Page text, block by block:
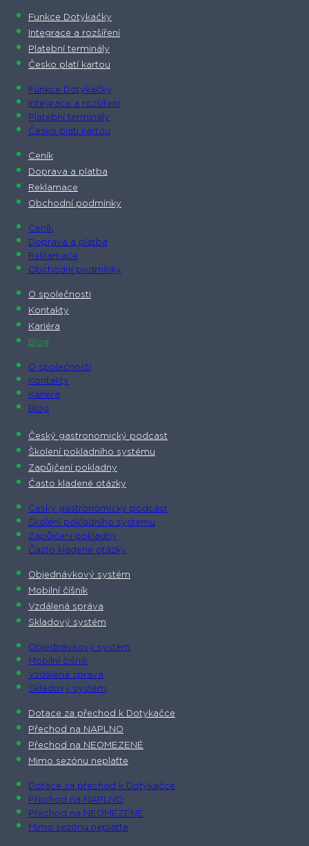
Funkce Dotykačky
Integrace a rozšíření
Platební terminály
Česko platí kartou
Funkce Dotykačky
Integrace a rozšíření
Platební terminály
Česko platí kartou
Ceník
Doprava a platba
Reklamace
Obchodní podmínky
Ceník
Doprava a platba
Reklamace
Obchodní podmínky
O společnosti​
Kontakty
Kariéra
Blog
O společnosti​
Kontakty
Kariéra
Blog
Český gastronomický podcast​
Školení pokladního systému
Zapůjčení pokladny
Často kladené otázky
Český gastronomický podcast​
Školení pokladního systému
Zapůjčení pokladny
Často kladené otázky
Objednávkový systém
Mobilní číšník
Vzdálená správa
Skladový systém
Objednávkový systém
Mobilní číšník
Vzdálená správa
Skladový systém
Dotace za přechod k Dotykačce
Přechod na NAPLNO
Přechod na NEOMEZENĚ
Mimo sezónu neplaťte
Dotace za přechod k Dotykačce
Přechod na NAPLNO
Přechod na NEOMEZENĚ
Mimo sezónu neplaťte